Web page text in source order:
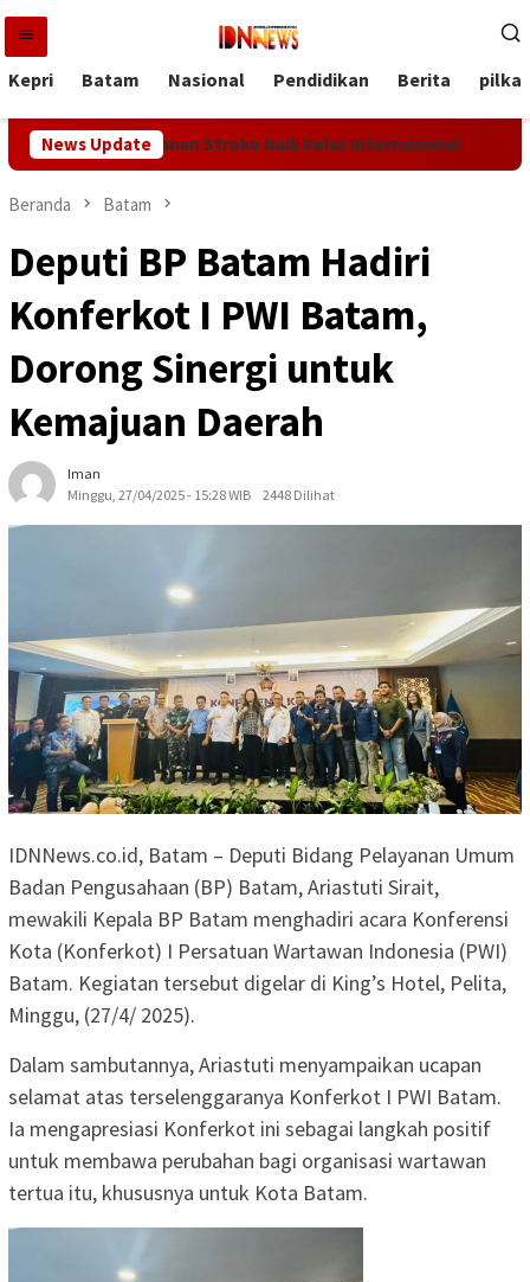
Loncat
konten
Kepri Batam Nasional Pendidikan Berita
News Update
WSO, Layanan Stroke Naik Kelas Internasional
Beranda Batam
Deputi BP Batam Hadiri
Konferkot I PWI Batam,
Dorong Sinergi untuk
Kemajuan Daerah
Iman
Minggu, 27/04/2025 - 15:28 WIB
2448 Dilihat
IDNNews.co.id, Batam – Deputi Bidang Pelayanan Umum
Badan Pengusahaan (BP) Batam, Ariastuti Sirait,
mewakili Kepala BP Batam menghadiri acara Konferensi
Kota (Konferkot) I Persatuan Wartawan Indonesia (PWI)
Batam. Kegiatan tersebut digelar di King’s Hotel, Pelita,
Minggu, (27/4/ 2025).
Dalam sambutannya, Ariastuti menyampaikan ucapan
selamat atas terselenggaranya Konferkot I PWI Batam.
Ia mengapresiasi Konferkot ini sebagai langkah positif
untuk membawa perubahan bagi organisasi wartawan
tertua itu, khususnya untuk Kota Batam.